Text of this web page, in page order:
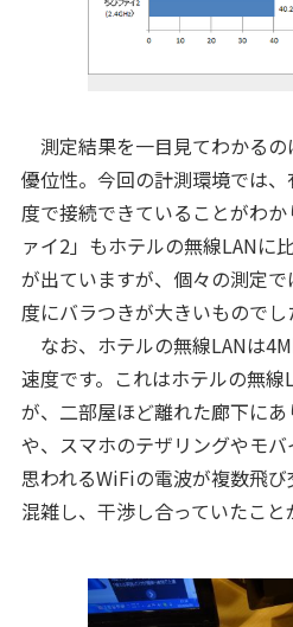
測定結果を一目見てわかる
優位性。今回の計測環境では
度で接続できていることがわ
ァイ2」もホテルの無線LANに
が出ていますが、個々の測定
度にバラつきが大きいものでし
なお、ホテルの無線LANは
速度です。これはホテルの無線
が、二部屋ほど離れた廊下に
や、スマホのテザリングやモ
思われるWiFiの電波が複数飛
混雑し、干渉し合っていたこと